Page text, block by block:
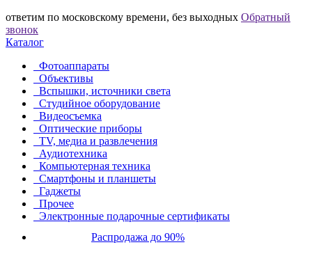
ответим по московскому времени, без выходных Обратный
звонок
Каталог
Фотоаппараты
Объективы
Вспышки, источники света
Студийное оборудование
Видеосъемка
Оптические приборы
TV, медиа и развлечения
Аудиотехника
Компьютерная техника
Смартфоны и планшеты
Гаджеты
Прочее
Электронные подарочные сертификаты
Распродажа до 90%